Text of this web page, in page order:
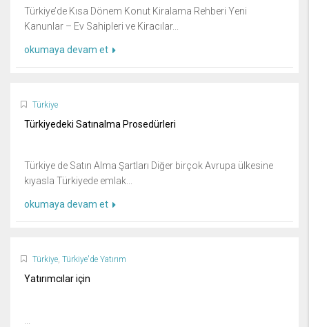
Türkiye’de Kısa Dönem Konut Kiralama Rehberi Yeni
Kanunlar – Ev Sahipleri ve Kiracılar...
okumaya devam et
Türkiye
Türkiyedeki Satınalma Prosedürleri
Türkiye de Satın Alma Şartları Diğer birçok Avrupa ülkesine
kıyasla Türkiyede emlak...
okumaya devam et
Türkiye, Türkiye'de Yatırım
Yatırımcılar için
...